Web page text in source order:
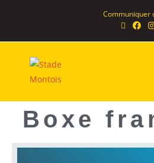
Communiquer
Boxe